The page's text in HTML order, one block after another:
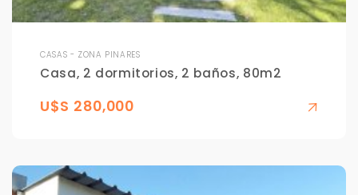
CASAS - ZONA PINARES
Casa, 2 dormitorios, 2 baños, 80m2
U$S 280,000